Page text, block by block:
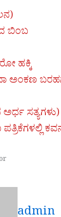
ಬಿಂಬ
ಹಕ್ಕಿ
ಅಂಕಣ
ಸತ್ಯಗಳು)